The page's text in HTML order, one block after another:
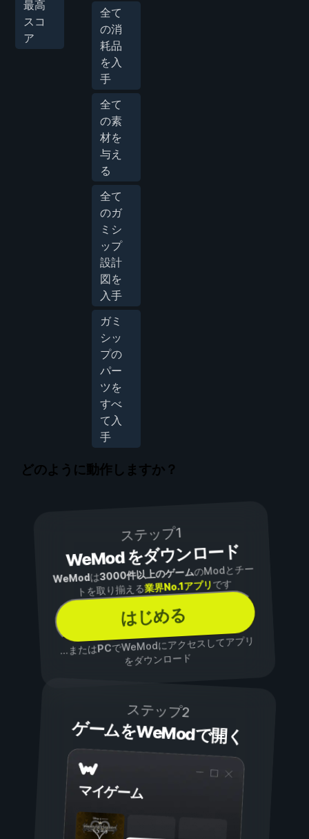
最高
スコ
ア
全て
の消
耗品
を入
手
全て
の素
材を
与え
る
全て
のガ
ミシ
ップ
設計
図を
入手
ガミ
シッ
プの
パー
ツを
すべ
て入
手
どのように動作しますか？
ステップ1
WeMod をダウンロード
WeModは3000件以上のゲームのModとチー
トを取り揃える業界No.1アプリです
はじめる
...またはPCでWeModにアクセスしてアプリ
をダウンロード
ステップ2
ゲームをWeModで開く
マイゲーム